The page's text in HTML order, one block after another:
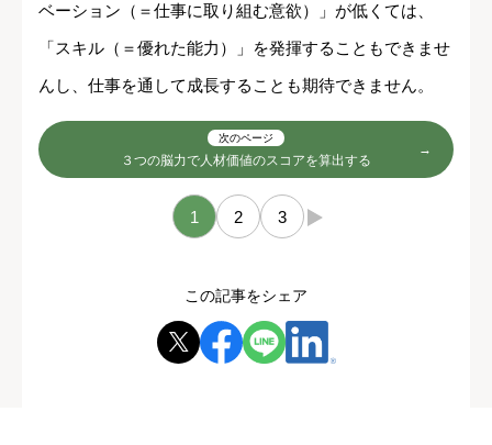
ベーション（＝仕事に取り組む意欲）」が低くては、
「スキル（＝優れた能力）」を発揮することもできませ
んし、仕事を通して成長することも期待できません。
次のページ
３つの脳力で人材価値のスコアを算出する
1 2 3 →
この記事をシェア